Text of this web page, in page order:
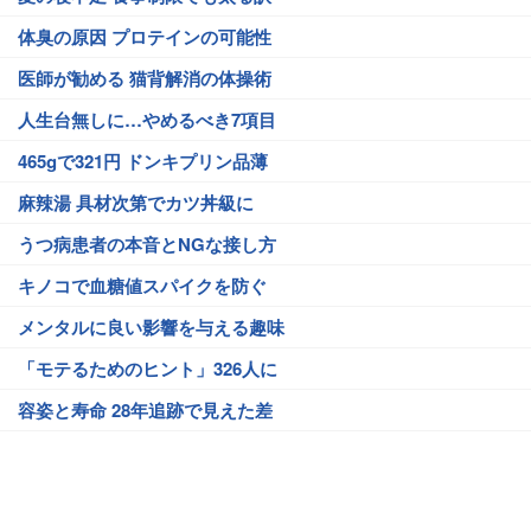
体臭の原因 プロテインの可能性
医師が勧める 猫背解消の体操術
人生台無しに…やめるべき7項目
465gで321円 ドンキプリン品薄
麻辣湯 具材次第でカツ丼級に
うつ病患者の本音とNGな接し方
キノコで血糖値スパイクを防ぐ
メンタルに良い影響を与える趣味
「モテるためのヒント」326人に
容姿と寿命 28年追跡で見えた差